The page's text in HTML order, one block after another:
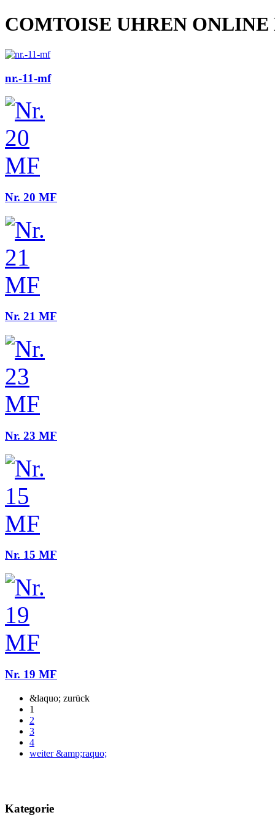
COMTOISE UHREN ONLINE
nr.-11-mf
Nr. 20 MF
Nr. 21 MF
Nr. 23 MF
Nr. 15 MF
Nr. 19 MF
&laquo; zurück
1
2
3
4
weiter &amp;raquo;
Kategorie